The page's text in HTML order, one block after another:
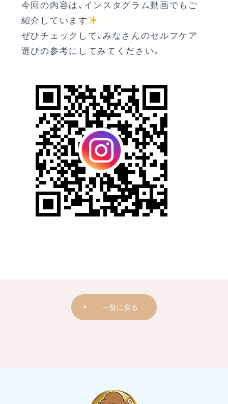
今回の内容は、インスタグラム動画でもご
紹介しています
ぜひチェックして、みなさんのセルフケア
選びの参考にしてみてください。
一覧に戻る